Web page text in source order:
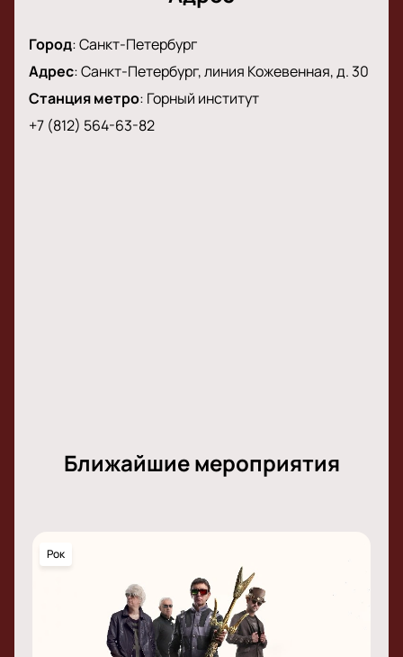
Город:Санкт-Петербург
Адрес:Санкт-Петербург, линия Кожевенная, д. 30
Станция метро: Горный институт
+7 (812) 564-63-82
Ближайшие мероприятия
Рок